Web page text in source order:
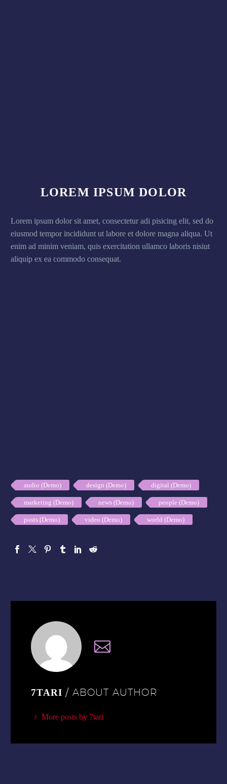
LOREM IPSUM DOLOR
Lorem ipsum dolor sit amet, consectetur adi pisicing elit, sed do
eiusmod tempor incididunt ut labore et dolore magna aliqua. Ut
enim ad minim veniam, quis exercitation ullamco laboris nisiut
aliquip ex ea commodo consequat.
audio (Demo) design (Demo) digital (Demo)
marketing (Demo) news (Demo) people (Demo)
posts (Demo) video (Demo) world (Demo)
7TARI / ABOUT AUTHOR
More posts by 7tari